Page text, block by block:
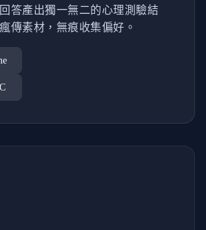
答產出獨一無二的心理測驗結
傳素材，無痕收集偏好。